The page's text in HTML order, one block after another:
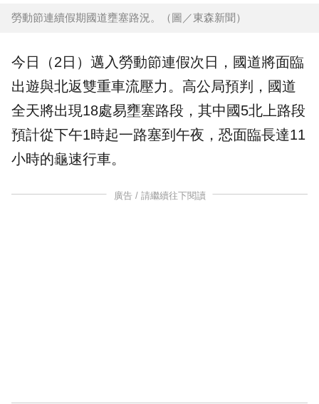
勞動節連續假期國道壅塞路況。（圖／東森新聞）
今日（2日）邁入勞動節連假次日， 國道將面臨
出遊與北返雙重車流壓力。高公局預判，國道
全天將出現18處易壅塞路段，其中 國5北上路段
預計從下午1時起一路塞到午夜，恐面臨長達11
小時的龜速行車。
廣告 / 請繼續往下閱讀